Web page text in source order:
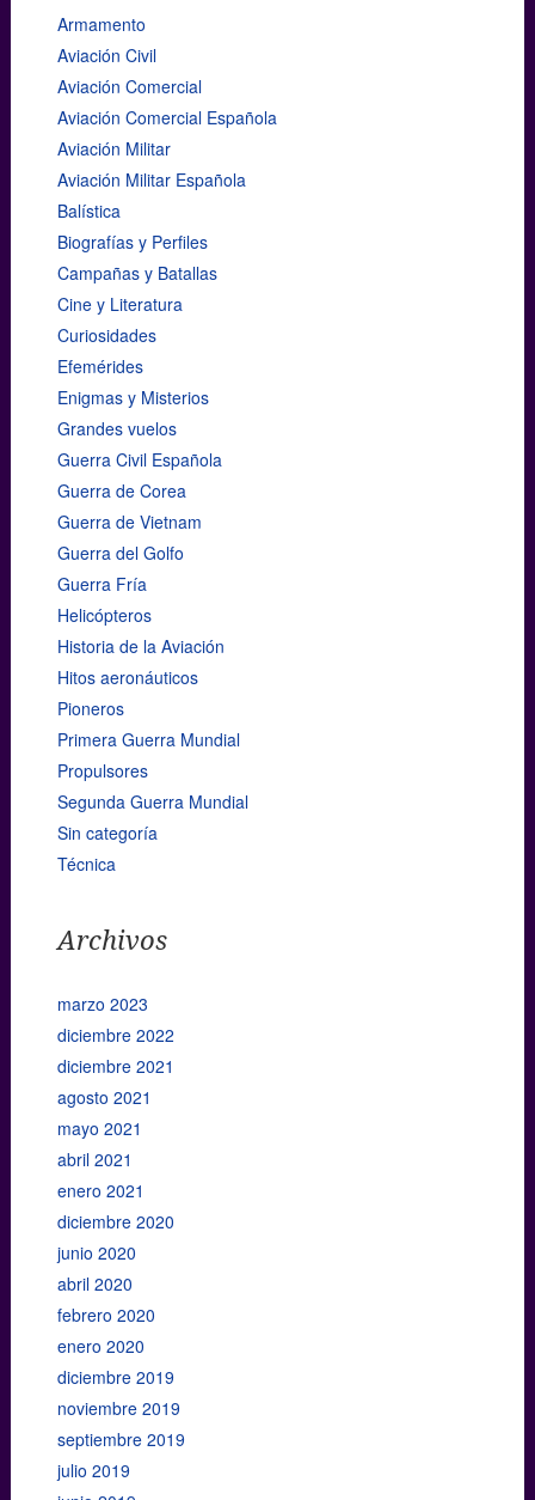
Armamento
Aviación Civil
Aviación Comercial
Aviación Comercial Española
Aviación Militar
Aviación Militar Española
Balística
Biografías y Perfiles
Campañas y Batallas
Cine y Literatura
Curiosidades
Efemérides
Enigmas y Misterios
Grandes vuelos
Guerra Civil Española
Guerra de Corea
Guerra de Vietnam
Guerra del Golfo
Guerra Fría
Helicópteros
Historia de la Aviación
Hitos aeronáuticos
Pioneros
Primera Guerra Mundial
Propulsores
Segunda Guerra Mundial
Sin categoría
Técnica
Archivos
marzo 2023
diciembre 2022
diciembre 2021
agosto 2021
mayo 2021
abril 2021
enero 2021
diciembre 2020
junio 2020
abril 2020
febrero 2020
enero 2020
diciembre 2019
noviembre 2019
septiembre 2019
julio 2019